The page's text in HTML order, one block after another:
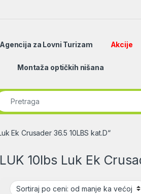
Agencija za Lovni Turizam Akcije
Montaža optičkih nišana
for:
Ek Crusader 36.5 10LBS kat.D“
LUK 10lbs Luk Ek